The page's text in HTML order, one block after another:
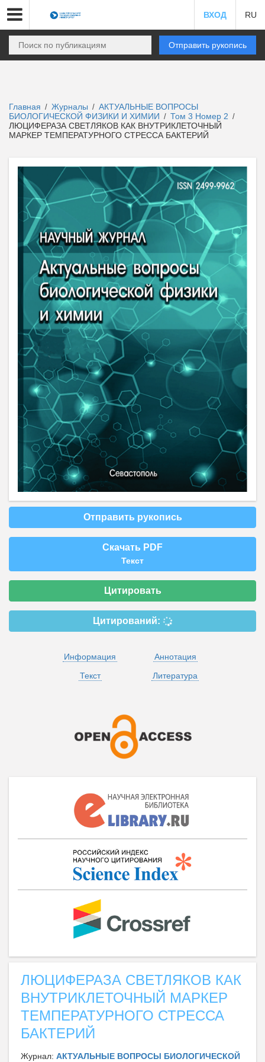
ВХОД RU
Отправить рукопись
Главная / Журналы / АКТУАЛЬНЫЕ ВОПРОСЫ
БИОЛОГИЧЕСКОЙ ФИЗИКИ И ХИМИИ / Том 3 Номер 2 /
ЛЮЦИФЕРАЗА СВЕТЛЯКОВ КАК ВНУТРИКЛЕТОЧНЫЙ
МАРКЕР ТЕМПЕРАТУРНОГО СТРЕССА БАКТЕРИЙ
Отправить рукопись
Скачать PDF
Текст
Цитировать
Цитирований:
Информация
Аннотация
Текст
Литература
ЛЮЦИФЕРАЗА СВЕТЛЯКОВ КАК
ВНУТРИКЛЕТОЧНЫЙ МАРКЕР
ТЕМПЕРАТУРНОГО СТРЕССА
БАКТЕРИЙ
Журнал: АКТУАЛЬНЫЕ ВОПРОСЫ БИОЛОГИЧЕСКОЙ